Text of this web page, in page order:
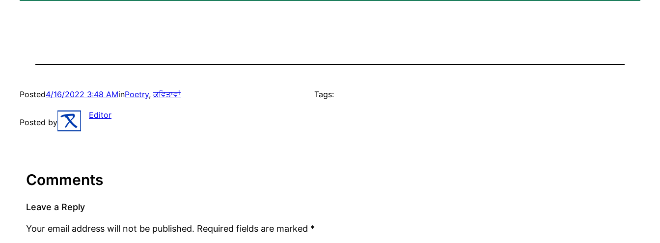
Posted4/16/2022 3:48 AMinPoetry, ਕਵਿਤਾਵਾਂ
Posted by
Editor
Tags:
Comments
Leave a Reply
Your email address will not be published. Required fields are marked *